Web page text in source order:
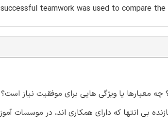
teamwork was used to compare
چه معیارها یا ویژگی هایی برای موفقیت نیاز
بی انتها که دارای همکاری اند، در موسسات